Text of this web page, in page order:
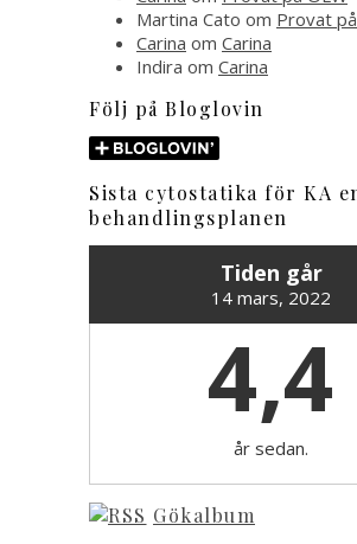
Martina Cato om Provat
Carina om Carina
Indira om Carina
Följ på Bloglovin
Sista cytostatika för KA
behandlingsplanen
Tiden går
14 mars, 2022
4,4
år sedan.
Gökalbum